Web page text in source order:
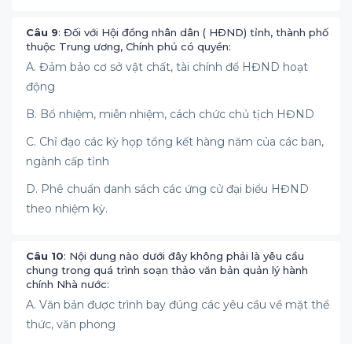
Câu 9: Đối với Hội đồng nhân dân ( HĐND) tỉnh, thành phố
thuộc Trung ương, Chính phủ có quyền:
A. Đảm bảo cơ sở vật chất, tài chính để HĐND hoạt
động
B. Bổ nhiệm, miễn nhiệm, cách chức chủ tịch HĐND
C. Chỉ đạo các kỳ họp tổng kết hàng năm của các ban,
ngành cấp tỉnh
D. Phê chuẩn danh sách các ứng cử đại biểu HĐND
theo nhiệm kỳ.
Câu 10: Nội dung nào dưới đây không phải là yêu cầu
chung trong quá trình soạn thảo văn bản quản lý hành
chính Nhà nước:
A. Văn bản được trình bay đúng các yêu cầu về mặt thể
thức, văn phong